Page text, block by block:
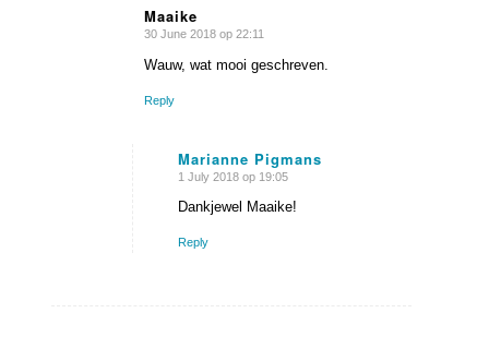
Maaike
zegt:
30 June 2018 op 22:11
Wauw, wat mooi geschreven.
Reply
Marianne Pigmans
zegt:
1 July 2018 op 19:05
Dankjewel Maaike!
Reply